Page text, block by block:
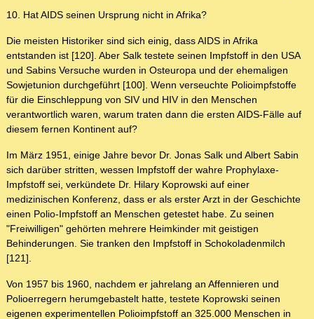
10. Hat AIDS seinen Ursprung nicht in Afrika?
Die meisten Historiker sind sich einig, dass AIDS in Afrika
entstanden ist [120]. Aber Salk testete seinen Impfstoff in den USA
und Sabins Versuche wurden in Osteuropa und der ehemaligen
Sowjetunion durchgeführt [100]. Wenn verseuchte Polioimpfstoffe
für die Einschleppung von SIV und HIV in den Menschen
verantwortlich waren, warum traten dann die ersten AIDS-Fälle auf
diesem fernen Kontinent auf?
Im März 1951, einige Jahre bevor Dr. Jonas Salk und Albert Sabin
sich darüber stritten, wessen Impfstoff der wahre Prophylaxe-
Impfstoff sei, verkündete Dr. Hilary Koprowski auf einer
medizinischen Konferenz, dass er als erster Arzt in der Geschichte
einen Polio-Impfstoff an Menschen getestet habe. Zu seinen
"Freiwilligen" gehörten mehrere Heimkinder mit geistigen
Behinderungen. Sie tranken den Impfstoff in Schokoladenmilch
[121].
Von 1957 bis 1960, nachdem er jahrelang an Affennieren und
Polioerregern herumgebastelt hatte, testete Koprowski seinen
eigenen experimentellen Polioimpfstoff an 325.000 Menschen in